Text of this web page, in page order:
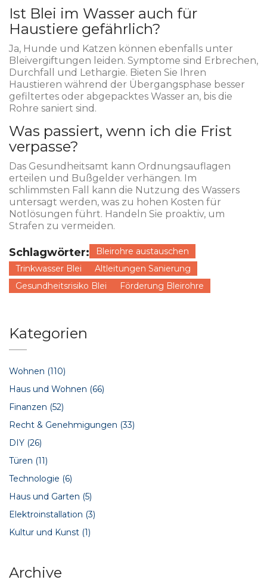
Ist Blei im Wasser auch für
Haustiere gefährlich?
Ja, Hunde und Katzen können ebenfalls unter
Bleivergiftungen leiden. Symptome sind Erbrechen,
Durchfall und Lethargie. Bieten Sie Ihren
Haustieren während der Übergangsphase besser
gefiltertes oder abgepacktes Wasser an, bis die
Rohre saniert sind.
Was passiert, wenn ich die Frist
verpasse?
Das Gesundheitsamt kann Ordnungsauflagen
erteilen und Bußgelder verhängen. Im
schlimmsten Fall kann die Nutzung des Wassers
untersagt werden, was zu hohen Kosten für
Notlösungen führt. Handeln Sie proaktiv, um
Strafen zu vermeiden.
Schlagwörter:
Bleirohre austauschen
Trinkwasser Blei
Altleitungen Sanierung
Gesundheitsrisiko Blei
Förderung Bleirohre
Kategorien
Wohnen (110)
Haus und Wohnen (66)
Finanzen (52)
Recht & Genehmigungen (33)
DIY (26)
Türen (11)
Technologie (6)
Haus und Garten (5)
Elektroinstallation (3)
Kultur und Kunst (1)
Archive